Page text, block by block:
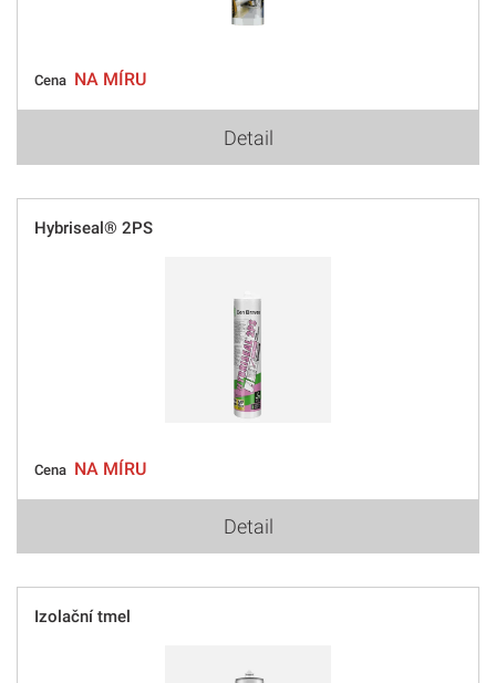
Cena NA MÍRU
Detail
Hybriseal® 2PS
Cena NA MÍRU
Detail
Izolační tmel